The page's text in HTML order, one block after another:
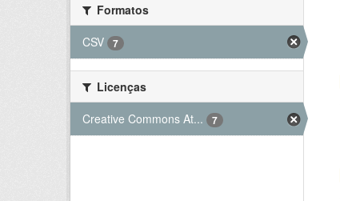
Formatos
CSV
7
Licenças
Creative Commons At...
7